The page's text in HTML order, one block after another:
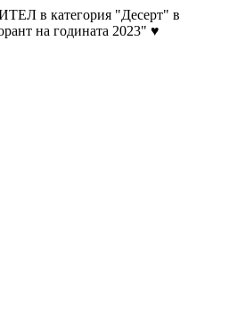
в категория "Десерт" в
на годината 2023" ♥